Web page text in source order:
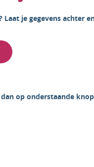
je gegevens achter
op onderstaande